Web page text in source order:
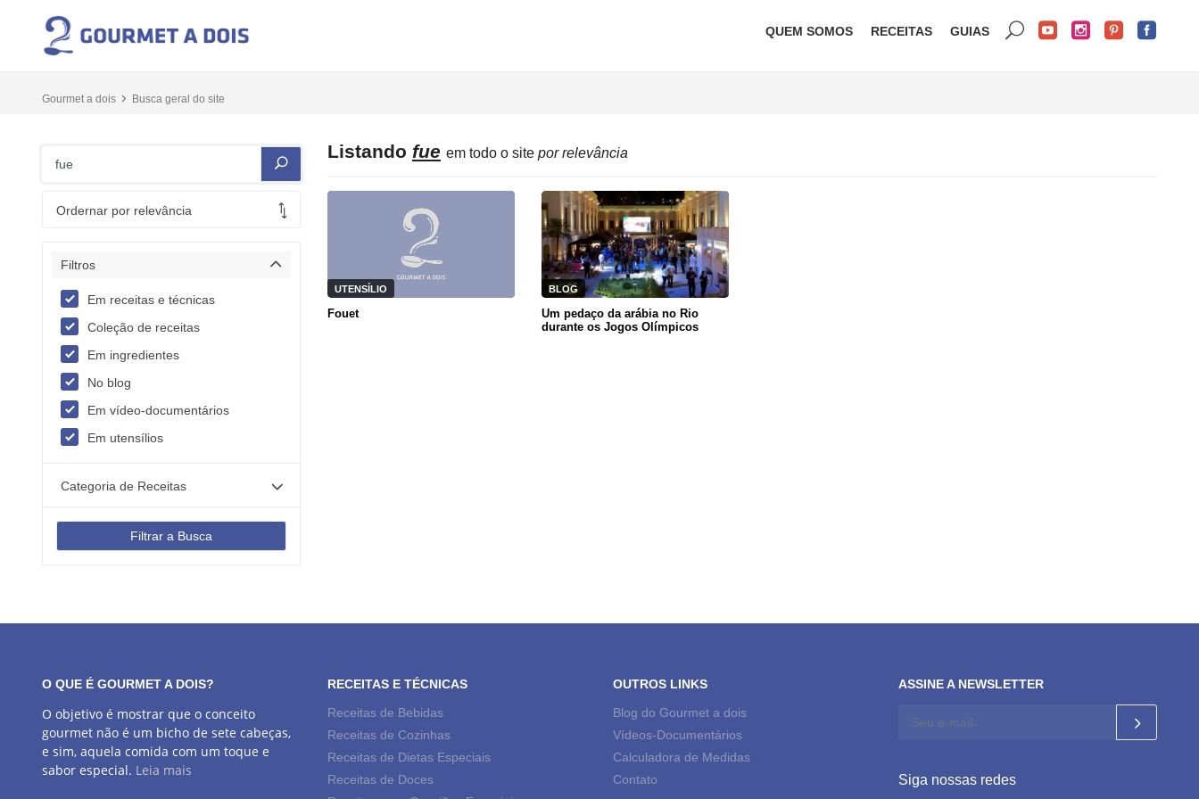
QUEM SOMOS RECEITAS GUIAS
Gourmet a dois Busca geral do site
Filtros
Em receitas e técnicas
Coleção de receitas
Em ingredientes
No blog
Em vídeo-documentários
Em utensílios
Categoria de Receitas
Filtrar a Busca
Listando fue em todo o site por relevância
UTENSÍLIO
Fouet
BLOG
Um pedaço da arábia no Rio
durante os Jogos Olímpicos
O QUE É GOURMET A DOIS?
O objetivo é mostrar que o conceito
gourmet não é um bicho de sete cabeças,
e sim, aquela comida com um toque e
sabor especial. Leia mais
RECEITAS E TÉCNICAS
Receitas de Bebidas
Receitas de Cozinhas
Receitas de Dietas Especiais
Receitas de Doces
OUTROS LINKS
Blog do Gourmet a dois
Vídeos-Documentários
Calculadora de Medidas
Contato
ASSINE A NEWSLETTER
Siga nossas redes